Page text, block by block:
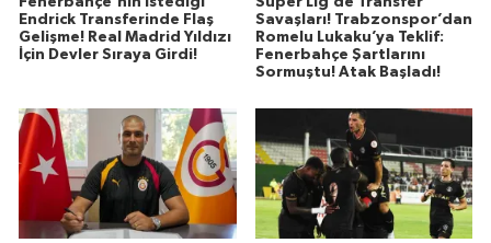
Endrick Transferinde Flaş
Gelişme! Real Madrid Yıldızı
İçin Devler Sıraya Girdi!
Savaşları! Trabzonspor’dan
Romelu Lukaku’ya Teklif:
Fenerbahçe Şartlarını
Sormuştu! Atak Başladı!